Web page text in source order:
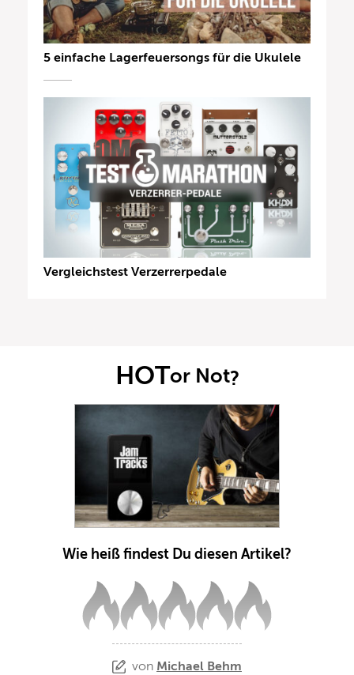
5 einfache Lagerfeuersongs für die Ukulele
Vergleichstest Verzerrerpedale
HOTor Not?
Wie heiß findest Du diesen Artikel?
von Michael Behm